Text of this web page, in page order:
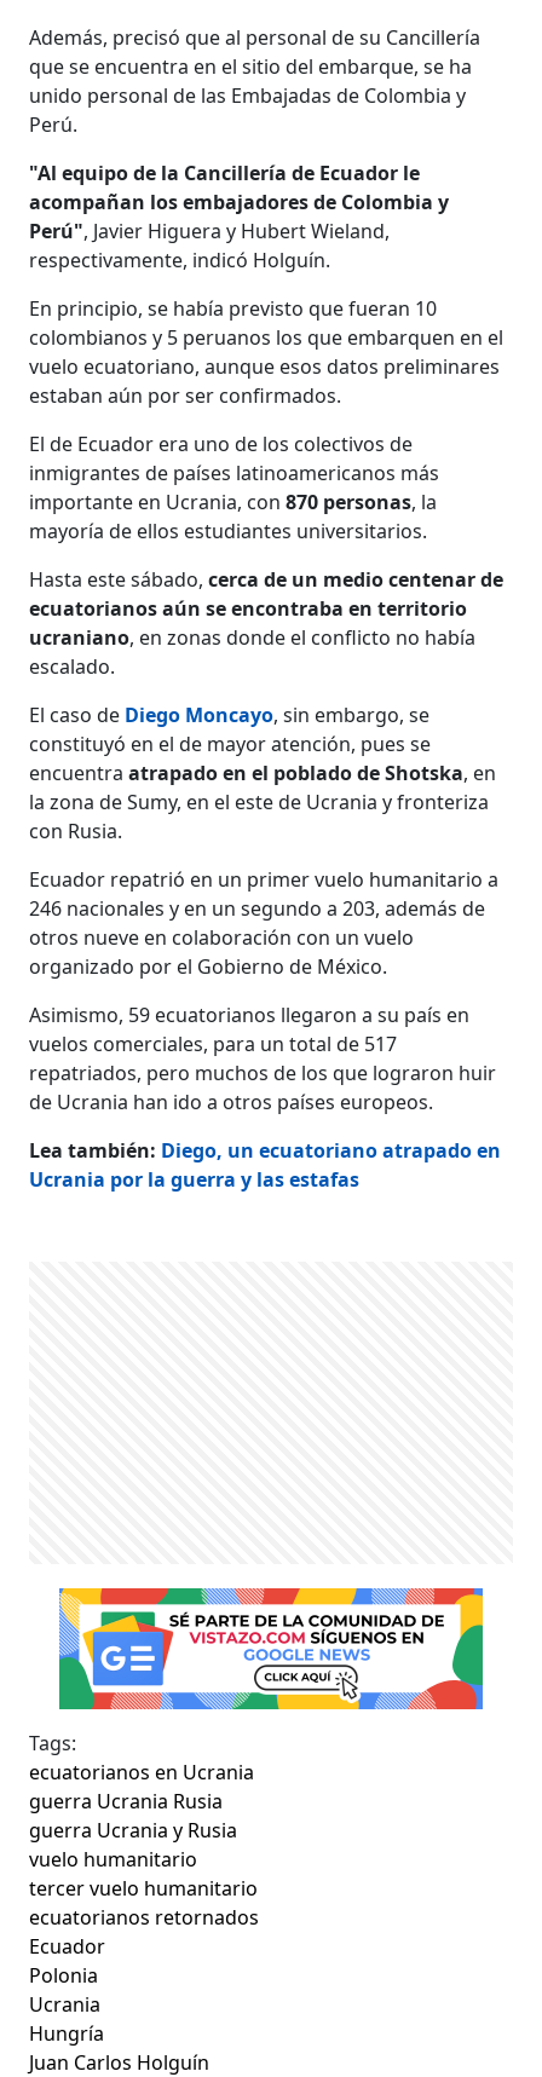
Además, precisó que al personal de su Cancillería
que se encuentra en el sitio del embarque, se ha
unido personal de las Embajadas de Colombia y
Perú.
"Al equipo de la Cancillería de Ecuador le
acompañan los embajadores de Colombia y
Perú", Javier Higuera y Hubert Wieland,
respectivamente, indicó Holguín.
En principio, se había previsto que fueran 10
colombianos y 5 peruanos los que embarquen en el
vuelo ecuatoriano, aunque esos datos preliminares
estaban aún por ser confirmados.
El de Ecuador era uno de los colectivos de
inmigrantes de países latinoamericanos más
importante en Ucrania, con870 personas, la
mayoría de ellos estudiantes universitarios.
Hasta este sábado,cerca de un medio centenar de
ecuatorianos aún se encontraba en territorio
ucraniano, en zonas donde el conflicto no había
escalado.
El caso de Diego Moncayo, sin embargo, se
constituyó en el de mayor atención, pues se
encuentraatrapado en el poblado de Shotska, en
la zona de Sumy, en el este de Ucrania y fronteriza
con Rusia.
Ecuador repatrió en un primer vuelo humanitario a
246 nacionales y en un segundo a 203, además de
otros nueve en colaboración con un vuelo
organizado por el Gobierno de México.
Asimismo, 59 ecuatorianos llegaron a su país en
vuelos comerciales, para un total de 517
repatriados, pero muchos de los que lograron huir
de Ucrania han ido a otros países europeos.
Lea también: Diego, un ecuatoriano atrapado en
Ucrania por la guerra y las estafas
Tags:
ecuatorianos en Ucrania
guerra Ucrania Rusia
guerra Ucrania y Rusia
vuelo humanitario
tercer vuelo humanitario
ecuatorianos retornados
Ecuador
Polonia
Ucrania
Hungría
Juan Carlos Holguín